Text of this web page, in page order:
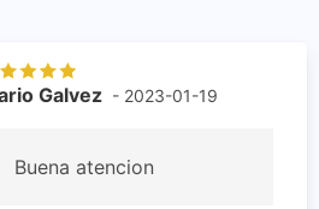
Galvez - 2023-01-19
Buena atencion